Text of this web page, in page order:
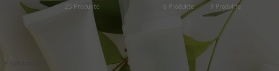
25 Produkte 6 Produkte 9 Produkte
Produkte verschlagwortet mit „Jausenbrett Bester Opa“
Es wurden keine Produkte gefunden, die deiner Auswahl entsprechen.